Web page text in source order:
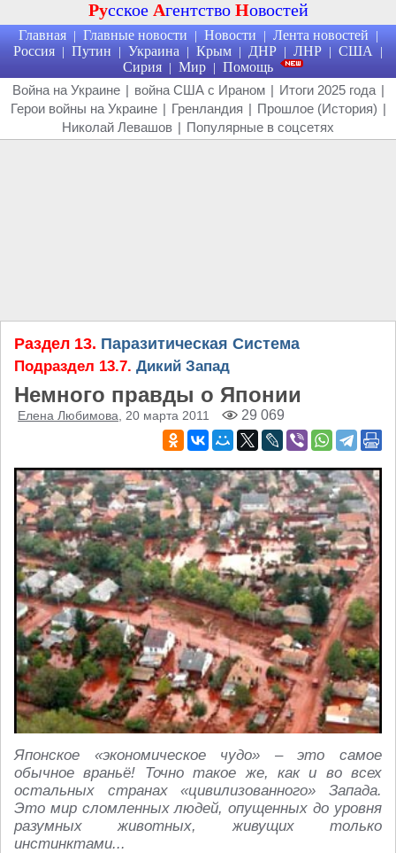
Русское Агентство Новостей
Главная | Главные новости | Новости | Лента новостей |
Россия | Путин | Украина | Крым | ДНР | ЛНР | США |
Сирия | Мир | Помощь
Война на Украине | война США с Ираном | Итоги 2025 года |
Герои войны на Украине | Гренландия | Прошлое (История) |
Николай Левашов | Популярные в соцсетях
Раздел 13. Паразитическая Система
Подраздел 13.7. Дикий Запад
Немного правды о Японии
Елена Любимова , 20 марта 2011 29 069
Японское «экономическое чудо» – это самое
обычное враньё! Точно такое же, как и во всех
остальных странах «цивилизованного» Запада.
Это мир сломленных людей, опущенных до уровня
разумных животных, живущих только
инстинктами...